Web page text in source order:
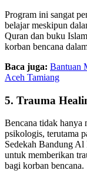
Program ini sangat
belajar meskipun
Quran dan buku
korban bencana
Baca juga: Bantuan
Aceh Tamiang
5. Trauma
Bencana tidak hanya
psikologis, terutama
Sedekah Bandung
untuk memberikan
bagi korban bencana.